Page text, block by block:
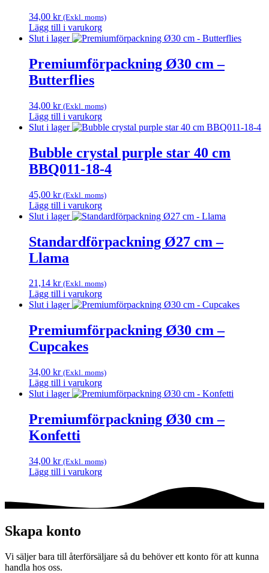
34,00 kr (Exkl. moms)
Lägg till i varukorg
Slut i lager
Premiumförpackning Ø30 cm –
Butterflies
34,00 kr (Exkl. moms)
Lägg till i varukorg
Slut i lager
Bubble crystal purple star 40 cm
BBQ011-18-4
45,00 kr (Exkl. moms)
Lägg till i varukorg
Slut i lager
Standardförpackning Ø27 cm –
Llama
21,14 kr (Exkl. moms)
Lägg till i varukorg
Slut i lager
Premiumförpackning Ø30 cm –
Cupcakes
34,00 kr (Exkl. moms)
Lägg till i varukorg
Slut i lager
Premiumförpackning Ø30 cm –
Konfetti
34,00 kr (Exkl. moms)
Lägg till i varukorg
Skapa konto
Vi säljer bara till återförsäljare så du behöver ett konto för att kunna
handla hos oss.